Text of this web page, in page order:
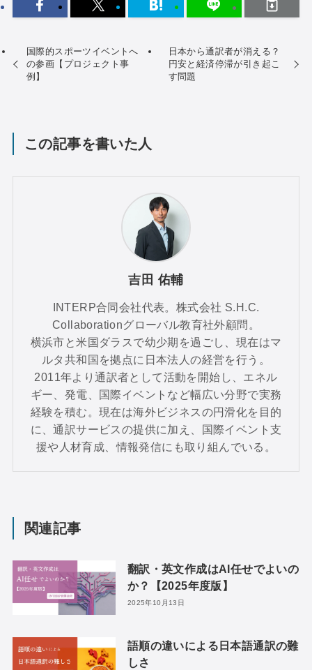
国際的スポーツイベントへ
の参画【プロジェクト事
例】
日本から通訳者が消える？
円安と経済停滞が引き起こ
す問題
この記事を書いた人
吉田 佑輔
INTERP合同会社代表。株式会社 S.H.C.
Collaborationグローバル教育社外顧問。
横浜市と米国ダラスで幼少期を過ごし、現在はマ
ルタ共和国を拠点に日本法人の経営を行う。
2011年より通訳者として活動を開始し、エネル
ギー、発電、国際イベントなど幅広い分野で実務
経験を積む。現在は海外ビジネスの円滑化を目的
に、通訳サービスの提供に加え、国際イベント支
援や人材育成、情報発信にも取り組んでいる。
関連記事
翻訳・英文作成はAI任せでよいの
か？【2025年度版】
2025年10月13日
語順の違いによる日本語通訳の難
しさ